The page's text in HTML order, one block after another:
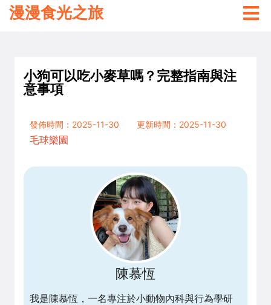
漫漫食光之旅
小狗可以吃小麥草嗎？完整指南與注
意事項
發佈時間：2025-11-30
更新時間：2025-11-30
毛球樂園
陳慕恆
我是陳慕恆，一名專注於小動物內科與行為學研